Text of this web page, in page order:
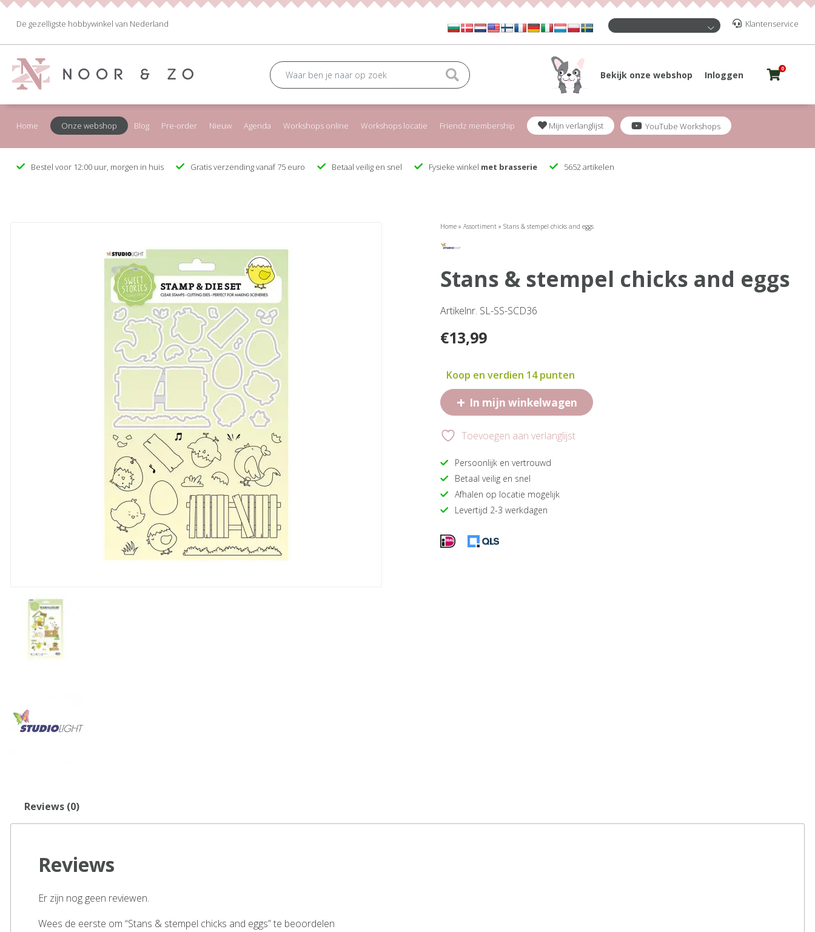
De gezelligste hobbywinkel van Nederland Klantenservice
Bekijk onze webshop Inloggen
0
Home Onze webshop Blog Pre-order Nieuw Agenda Workshops online Workshops locatie Friendz membership Mijn verlanglijst YouTube Workshops
Bestel voor 12:00 uur, morgen in huis Gratis verzending vanaf 75 euro Betaal veilig en snel Fysieke winkel met brasserie 5652 artikelen
Home »Assortiment »Stans & stempel chicks and eggs
stans & stempel chicks and eggs
Artikelnr. SL-SS-SCD36
€13,99
Koop en verdien 14 punten
+ In mijn winkelwagen
Toevoegen aan verlanglijst
Persoonlijk en vertrouwd
Betaal veilig en snel
Afhalen op locatie mogelijk
Levertijd 2-3 werkdagen
Reviews (0)
Reviews
Er zijn nog geen reviewen.
Wees de eerste om “Stans & stempel chicks and eggs” te beoordelen